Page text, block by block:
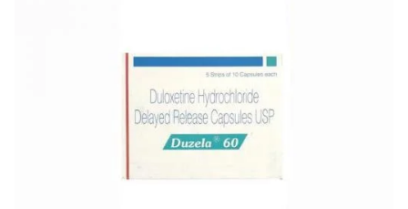
2026.1.6
送料改定について...
2025.11.19
年末年始の営業について【2025-202...